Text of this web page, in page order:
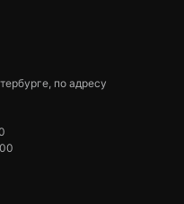
по адресу